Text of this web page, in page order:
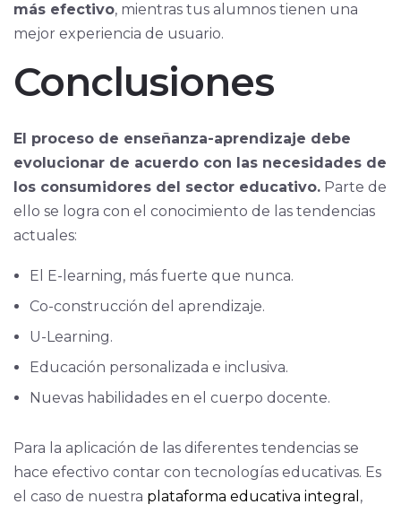
más efectivo, mientras tus alumnos tienen una
mejor experiencia de usuario.
Conclusiones
El proceso de enseñanza-aprendizaje debe
evolucionar de acuerdo con las necesidades de
los consumidores del sector educativo. Parte de
ello se logra con el conocimiento de las tendencias
actuales:
El E-learning, más fuerte que nunca.
Co-construcción del aprendizaje.
U-Learning.
Educación personalizada e inclusiva.
Nuevas habilidades en el cuerpo docente.
Para la aplicación de las diferentes tendencias se
hace efectivo contar con tecnologías educativas. Es
el caso de nuestra plataforma educativa integral ,